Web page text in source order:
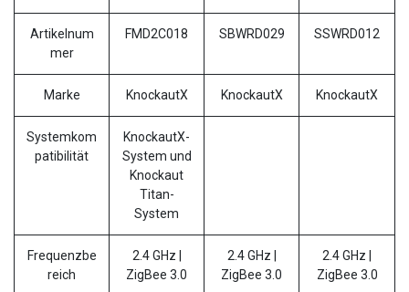
Artikelnum
mer
FMD2C018 SBWRD029 SSWRD012
Marke KnockautX KnockautX KnockautX
Systemkom
patibilität
KnockautX-
System und
Knockaut
Titan-
System
Frequenzbe
reich
2.4 GHz |
ZigBee 3.0
2.4 GHz |
ZigBee 3.0
2.4 GHz |
ZigBee 3.0